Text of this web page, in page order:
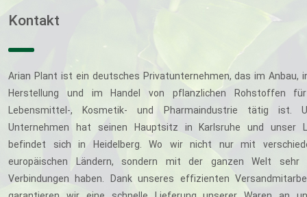
Kontakt
Arian Plant ist ein deutsches Privatunternehmen, das im Anbau,
Herstellung und im Handel von pflanzlichen Rohstoffen
Lebensmittel-, Kosmetik- und Pharmaindustrie tätig ist.
Unternehmen hat seinen Hauptsitz in Karlsruhe und unser
befindet sich in Heidelberg. Wo wir nicht nur mit
europäischen Ländern, sondern mit der ganzen Welt sehr
Verbindungen haben. Dank unseres effizienten